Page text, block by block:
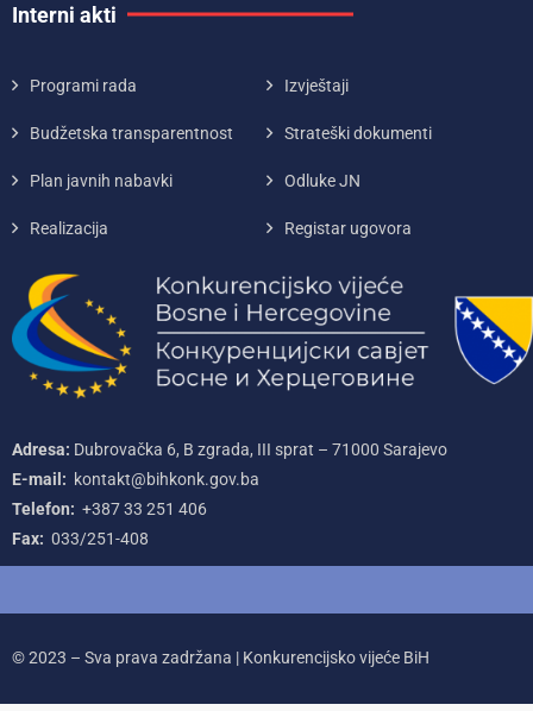
Interni akti
Programi rada Izvještaji
Budžetska transparentnost Strateški dokumenti
Plan javnih nabavki Odluke JN
Realizacija Registar ugovora
Adresa: Dubrovačka 6, B zgrada, III sprat – 71000‌ Sarajevo
E-mail: kontakt@bihkonk.gov.ba
Telefon: +387‌ 33‌ 251‌ 406
Fax: 033/251-408
© 2023 – Sva prava zadržana | Konkurencijsko vijeće BiH